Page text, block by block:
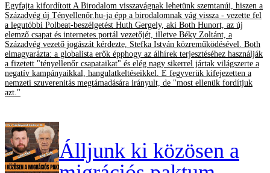
Egyfajta kifordított A Birodalom visszavágnak lehetünk szemtanúi, hiszen a
Századvég új Tényellenőr.hu-ja épp a birodalomnak vág vissza - vezette fel
a legutóbbi Polbeat-beszélgetést Huth Gergely, aki Both Hunort, az új
elemző csapat és internetes portál vezetőjét, illetve Béky Zoltánt, a
Századvég vezető jogászát kérdezte, Stefka István közreműködésével. Both
elmagyarázta: a globalista erők épphogy az álhírek terjesztéséhez használják
a fizetett "tényellenőr csapataikat" és elég nagy sikerrel jártak világszerte a
negatív kampányaikkal, hangulatkeltéseikkel. E fegyverük kifejezetten a
nemzeti szuverenitás megtámadására irányult, de "most ellenük fordítjuk
azt."
Álljunk ki közösen a